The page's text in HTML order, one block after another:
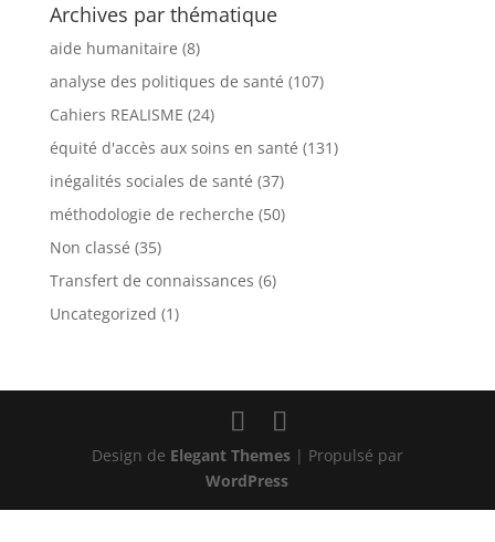
Archives par thématique
aide humanitaire (8)
analyse des politiques de santé (107)
Cahiers REALISME (24)
équité d'accès aux soins en santé (131)
inégalités sociales de santé (37)
méthodologie de recherche (50)
Non classé (35)
Transfert de connaissances (6)
Uncategorized (1)
Design de Elegant Themes| Propulsé par
WordPress